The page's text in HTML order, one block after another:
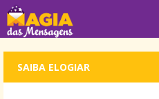
SAIBA ELOGIAR